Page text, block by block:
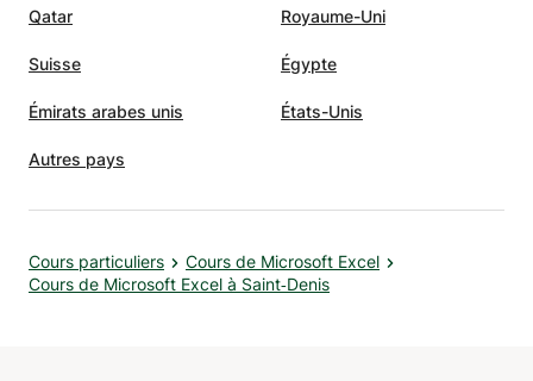
Qatar Royaume-Uni
Suisse Égypte
Émirats arabes unis États-Unis
Autres pays
Cours particuliers
Cours de Microsoft Excel
Cours de Microsoft Excel à Saint‑Denis